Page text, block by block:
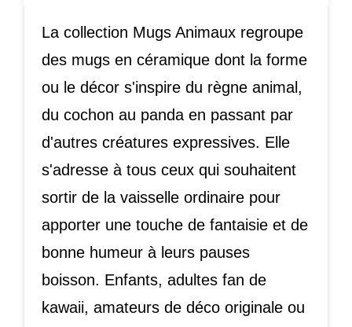
La collection Mugs Animaux regroupe
des mugs en céramique dont la forme
ou le décor s'inspire du règne animal,
du cochon au panda en passant par
d'autres créatures expressives. Elle
s'adresse à tous ceux qui souhaitent
sortir de la vaisselle ordinaire pour
apporter une touche de fantaisie et de
bonne humeur à leurs pauses
boisson. Enfants, adultes fan de
kawaii, amateurs de déco originale ou